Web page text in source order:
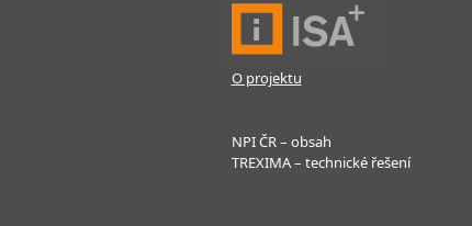
O projektu
NPI ČR – obsah
TREXIMA – technické řešení